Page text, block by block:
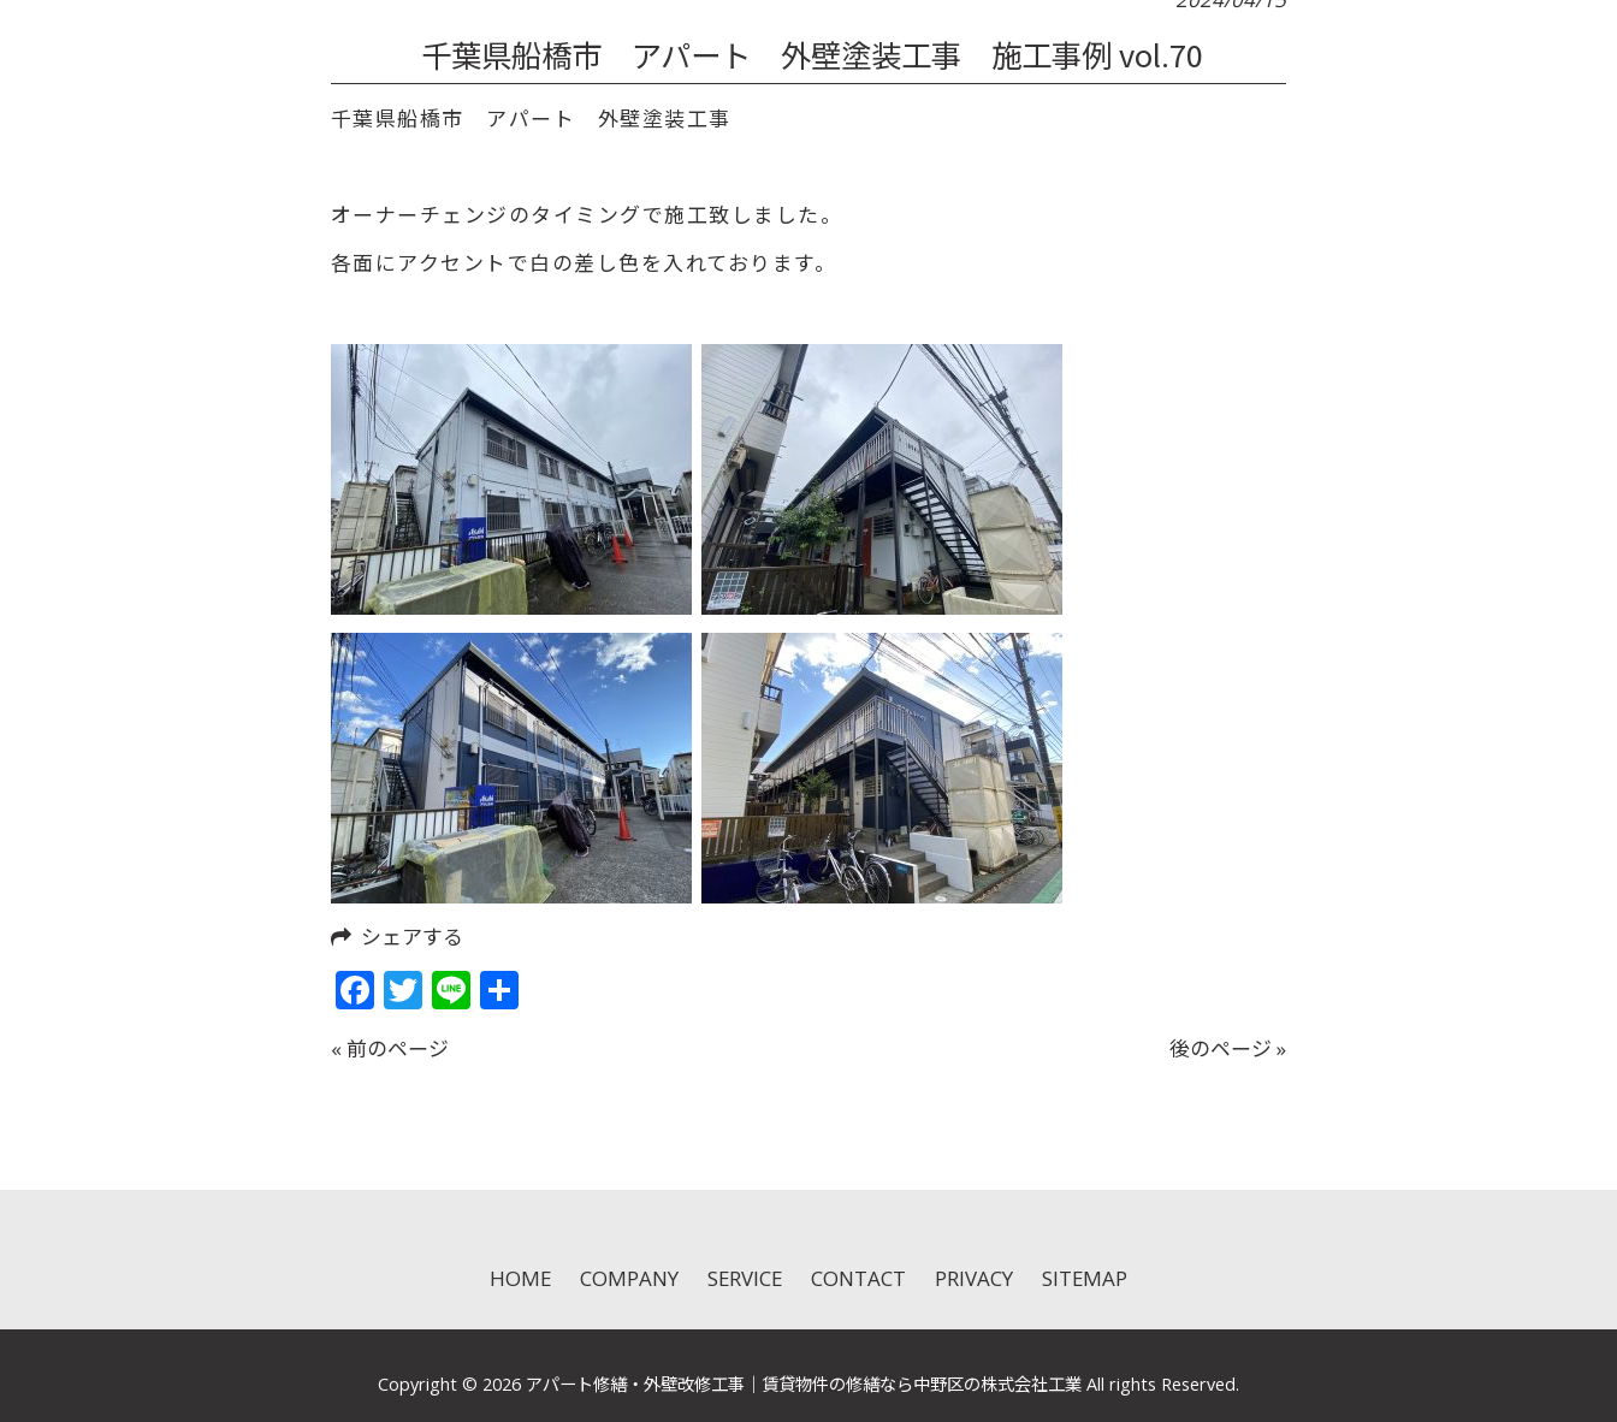
千葉県船橋市 アパート 外壁塗装工事 施工事例 vol.70
千葉県船橋市 アパート 外壁塗装工事
オーナーチェンジのタイミングで施工致しました。
各面にアクセントで白の差し色を入れております。
シェアする
Facebook
Twitter
Line共
« 前のページ 後のページ »
HOME COMPANY SERVICE CONTACT PRIVACY SITEMAP
Copyright © 2026 アパート修繕・外壁改修工事｜賃貸物件の修繕なら中野区の株式会社工業 All rights Reserved.